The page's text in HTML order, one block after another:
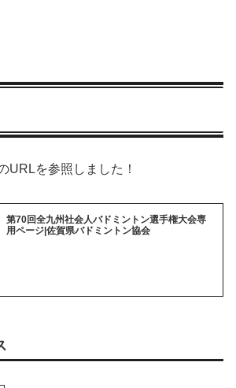
URLを参照しました！
第70回全九州社会人バドミントン選手権大会専
用ページ|佐賀県バドミントン協会